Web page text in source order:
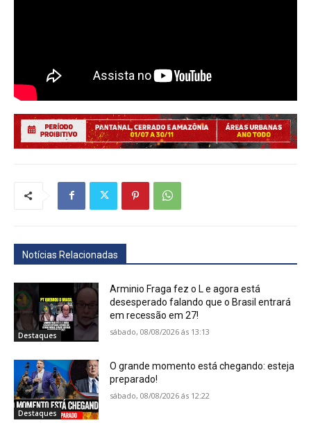
Notícias Relacionadas
Destaques
Arminio Fraga fez o L e agora está
desesperado falando que o Brasil entrará
em recessão em 27!
sábado, 08/08/2026 ás 13:13
Destaques
O grande momento está chegando: esteja
preparado!
sábado, 08/08/2026 ás 12:22